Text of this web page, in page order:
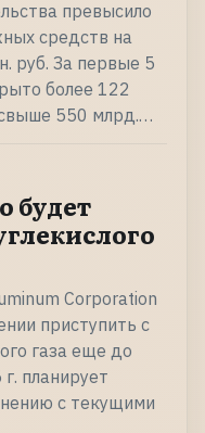
превысило
средств на
руб. За первые 5
более 122
550 млрд.…
будет
Corporation
приступить с
газа еще до
планирует
с текущими